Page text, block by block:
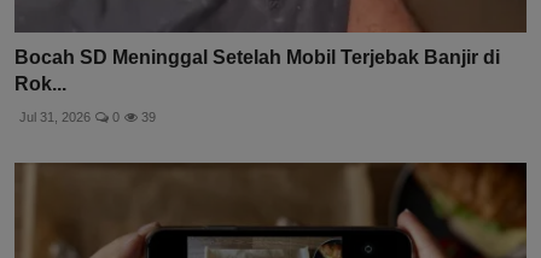
Bocah SD Meninggal Setelah Mobil Terjebak Banjir di
Rok...
Jul 31, 2026 0 39